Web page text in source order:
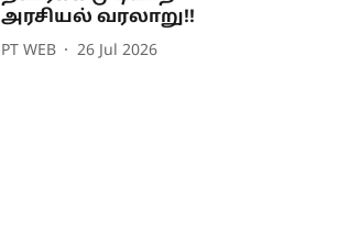
அரசியல் வரலாறு!!
PT WEB 26 Jul 2026